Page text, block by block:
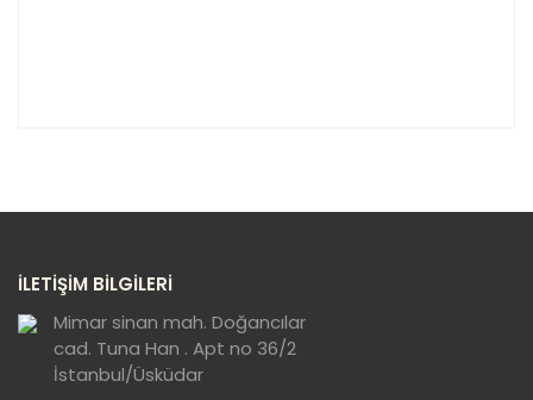
görüntülenemiyor.
Ürün açıklamasında eksik bilgiler bulunuyor.
Ürün bilgilerinde hatalar bulunuyor.
Ürün fiyatı diğer sitelerden daha pahalı.
İLETİŞİM BİLGİLERİ
Mimar sinan mah. Doğancılar
cad. Tuna Han . Apt no 36/2
İstanbul/Üsküdar